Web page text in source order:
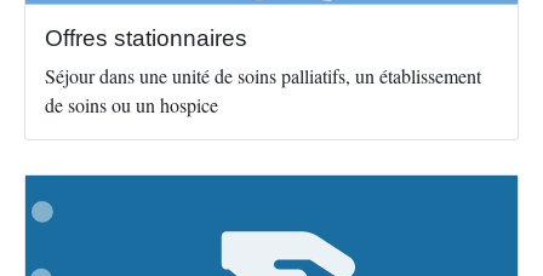
Offres stationnaires
Séjour dans une unité de soins palliatifs, un établissement
de soins ou un hospice